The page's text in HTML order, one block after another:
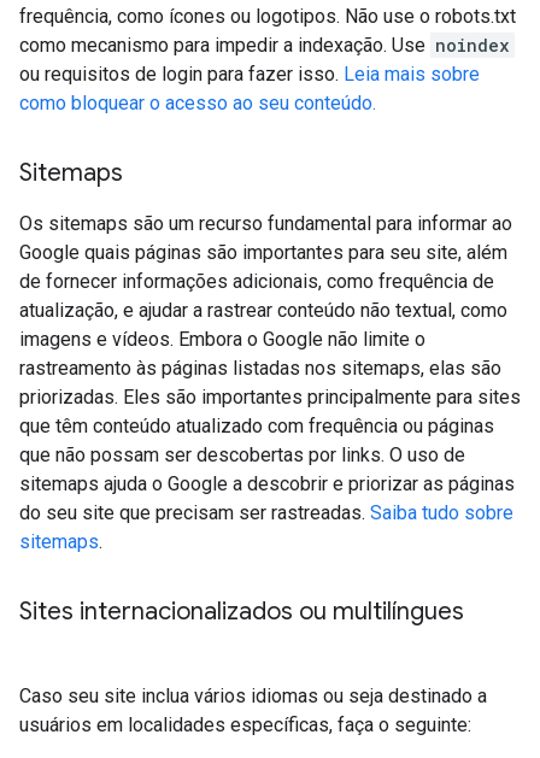
frequência, como ícones ou logotipos. Não use o robots.txt
como mecanismo para impedir a indexação. Use noindex
ou requisitos de login para fazer isso. Leia mais sobre
como bloquear o acesso ao seu conteúdo.
Sitemaps
Os sitemaps são um recurso fundamental para informar ao
Google quais páginas são importantes para seu site, além
de fornecer informações adicionais, como frequência de
atualização, e ajudar a rastrear conteúdo não textual, como
imagens e vídeos. Embora o Google não limite o
rastreamento às páginas listadas nos sitemaps, elas são
priorizadas. Eles são importantes principalmente para sites
que têm conteúdo atualizado com frequência ou páginas
que não possam ser descobertas por links. O uso de
sitemaps ajuda o Google a descobrir e priorizar as páginas
do seu site que precisam ser rastreadas. Saiba tudo sobre
sitemaps.
Sites internacionalizados ou multilíngues
Caso seu site inclua vários idiomas ou seja destinado a
usuários em localidades específicas, faça o seguinte: